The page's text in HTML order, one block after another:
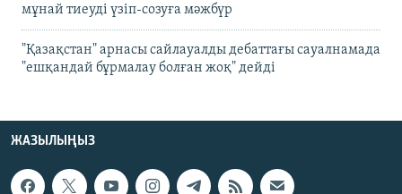
мұнай тиеуді үзіп-созуға мәжбүр
"Қазақстан" арнасы сайлауалды дебаттағы сауалнамада
"ешқандай бұрмалау болған жоқ" дейді
ЖАЗЫЛЫҢЫЗ